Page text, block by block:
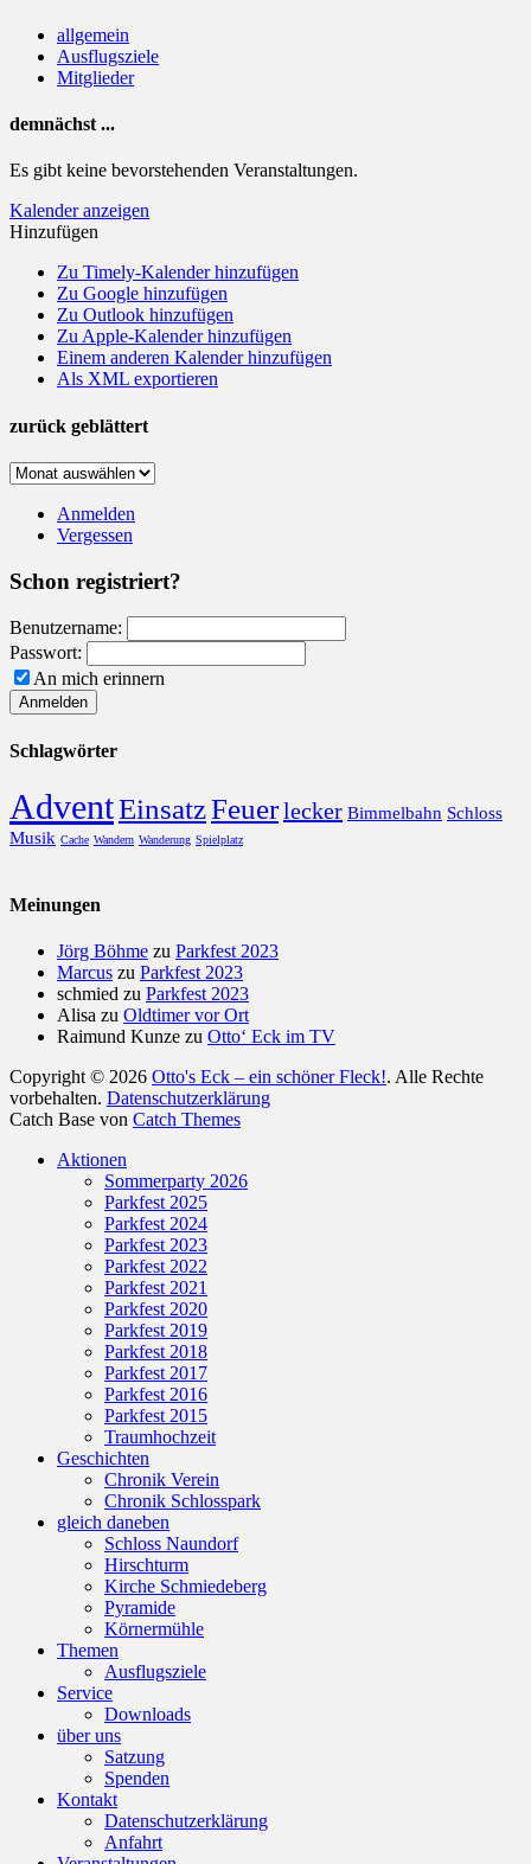
allgemein
Ausflugsziele
Mitglieder
demnächst ...
Es gibt keine bevorstehenden Veranstaltungen.
Kalender anzeigen
Hinzufügen
Zu Timely-Kalender hinzufügen
Zu Google hinzufügen
Zu Outlook hinzufügen
Zu Apple-Kalender hinzufügen
Einem anderen Kalender hinzufügen
Als XML exportieren
zurück geblättert
zurück
Anmelden
Vergessen
Schon registriert?
Benutzername:
Passwort:
An mich erinnern
Schlagwörter
AdventEinsatzFeuerlecker Bimmelbahn Schloss
Musik Cache Wandern Wanderung Spielplatz
Meinungen
Jörg Böhme zu Parkfest 2023
Marcus zu Parkfest 2023
schmied zu Parkfest 2023
Alisa zu Oldtimer vor Ort
Raimund Kunze zu Otto‘ Eck im TV
Copyright © 2026 Otto's Eck – ein schöner Fleck!. Alle Rechte
vorbehalten. Datenschutzerklärung
Catch Base von Catch Themes
oben
Aktionen
Sommerparty 2026
Parkfest 2025
Parkfest 2024
Parkfest 2023
Parkfest 2022
Parkfest 2021
Parkfest 2020
Parkfest 2019
Parkfest 2018
Parkfest 2017
Parkfest 2016
Parkfest 2015
Traumhochzeit
Geschichten
Chronik Verein
Chronik Schlosspark
gleich daneben
Schloss Naundorf
Hirschturm
Kirche Schmiedeberg
Pyramide
Körnermühle
Themen
Ausflugsziele
Service
Downloads
über uns
Satzung
Spenden
Kontakt
Datenschutzerklärung
Anfahrt